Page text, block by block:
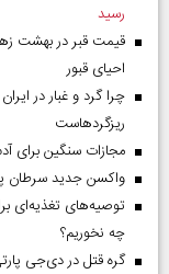
رسید
احیای قبور
چرا گرد و غبار در
ریزگردهاست
مجازات سنگین برای
واکسن جدید سرطان
چه نخوریم؟
گره قتل در دی‌جی پارتی با ۵۰ قسم